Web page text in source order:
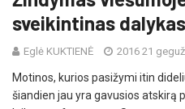
sveikintinas
Eglė KUKTIENĖ 2016 21
Motinos, kurios pasižymi itin
šiandien jau yra gavusios atskirą